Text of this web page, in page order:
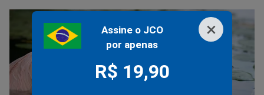
×
Assine o JCO
por apenas
R$ 19,90